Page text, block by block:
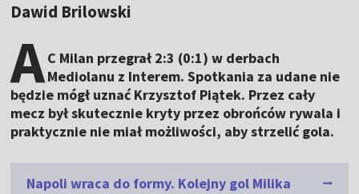
Dawid Brilowski
AC Milan przegrał 2:3 (0:1) w derbach
Mediolanu z Interem. Spotkania za udane nie
będzie mógł uznać Krzysztof Piątek. Przez cały
mecz był skutecznie kryty przez obrońców rywala i
praktycznie nie miał możliwości, aby strzelić gola.
Napoli wraca do formy. Kolejny gol Milika